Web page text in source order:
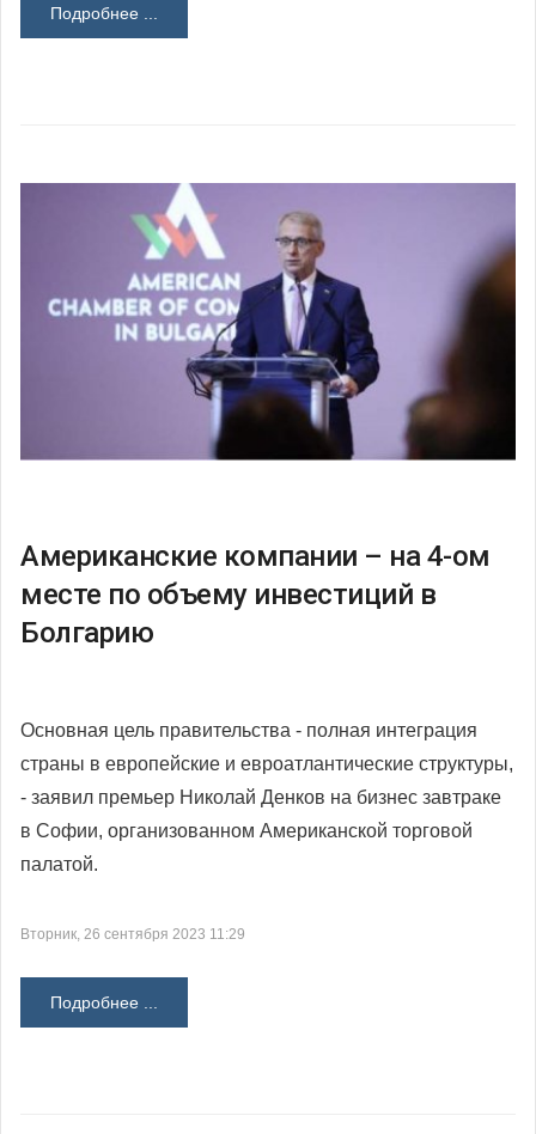
Подробнее ...
Американские компании – на 4-ом
месте по объему инвестиций в
Болгарию
Основная цель правительства - полная интеграция
страны в европейские и евроатлантические структуры,
- заявил премьер Николай Денков на бизнес завтраке
в Софии, организованном Американской торговой
палатой.
Вторник, 26 сентября 2023 11:29
Подробнее ...